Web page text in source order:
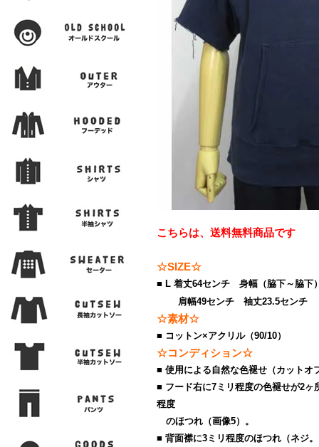
こちらは、送料無料商品です
☆SIZE☆
■ L 着丈64センチ 身幅（脇下～脇下
肩幅49センチ 袖丈23.5センチ
☆素材☆
■ コットン×アクリル（90/10）
☆コンディション☆
■ 使用による自然な色褪せ（カットオ
■ フード右に7ミリ程度の色褪せが2ヶ
程度
のほつれ（画像5）。
■ 背面襟に3ミリ程度のほつれ（ネジ